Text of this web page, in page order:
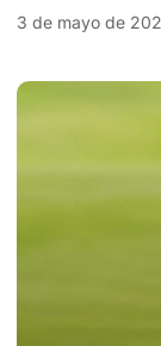
3 de mayo de